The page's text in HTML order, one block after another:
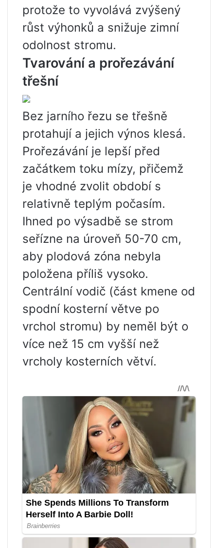
protože to vyvolává zvýšený
růst výhonků a snižuje zimní
odolnost stromu.
Tvarování a prořezávání
třešní
Bez jarního řezu se třešně
protahují a jejich výnos klesá.
Prořezávání je lepší před
začátkem toku mízy, přičemž
je vhodné zvolit období s
relativně teplým počasím.
Ihned po výsadbě se strom
seřízne na úroveň 50-70 cm,
aby plodová zóna nebyla
položena příliš vysoko.
Centrální vodič (část kmene od
spodní kosterní větve po
vrchol stromu) by neměl být o
více než 15 cm vyšší než
vrcholy kosterních větví.